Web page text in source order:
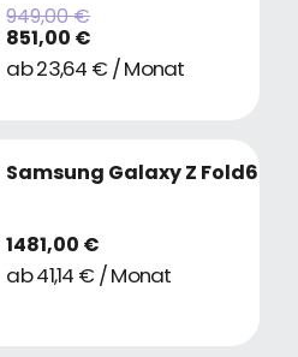
949,00 €
851,00 €
ab 23,64 € / Monat
Samsung Galaxy Z Fold6
1481,00 €
ab 41,14 € / Monat